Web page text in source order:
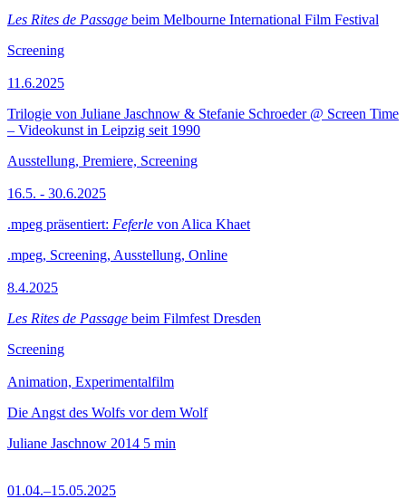
Les Rites de Passage beim Melbourne International Film Festival
Screening
11.6.2025
Trilogie von Juliane Jaschnow & Stefanie Schroeder @ Screen Time
– Videokunst in Leipzig seit 1990
Ausstellung, Premiere, Screening
16.5. - 30.6.2025
.mpeg präsentiert: Feferle von Alica Khaet
.mpeg, Screening, Ausstellung, Online
8.4.2025
Les Rites de Passage beim Filmfest Dresden
Screening
Animation, Experimentalfilm
Die Angst des Wolfs vor dem Wolf
Juliane Jaschnow 2014 5 min
01.04.–15.05.2025